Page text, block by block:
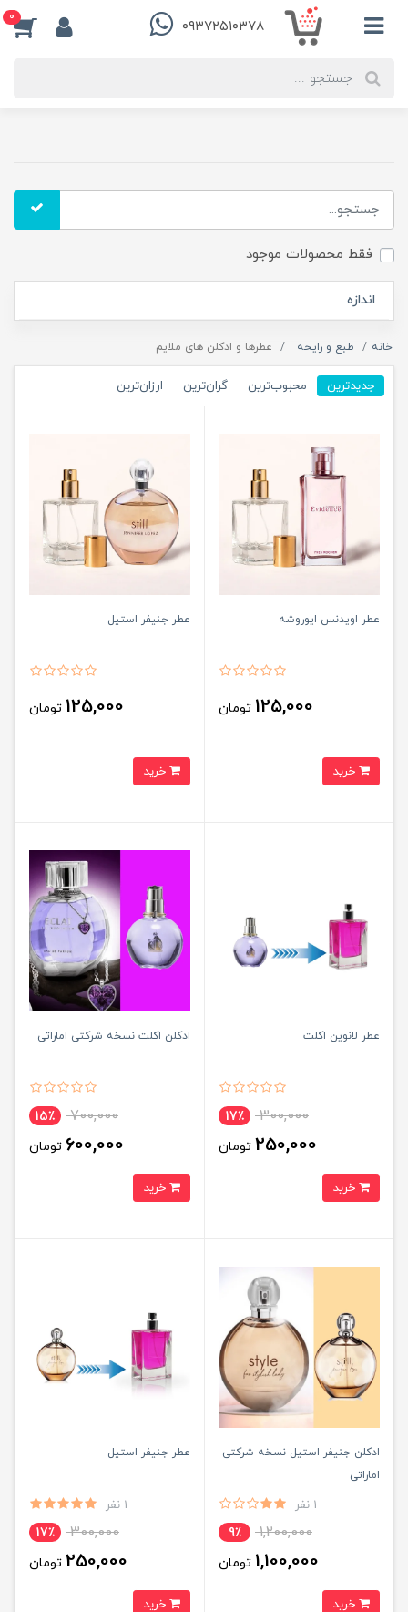
۰۹۳۷۲۵۱۰۳۷۸
0
فقط محصولات موجود
اندازه
خانه طبع و رایحه عطرها و ادکلن های ملایم
جدیدترین محبوب‌ترین گران‌ترین ارزان‌ترین
عطر اویدنس ایوروشه
125,000 تومان
عطر جنیفر استیل
125,000 تومان
عطر لانوین اکلت
300,000 17٪
250,000 تومان
ادکلن اکلت نسخه شرکتی اماراتی
700,000 15٪
600,000 تومان
ادکلن جنیفر استیل نسخه شرکتی
اماراتی
1 نفر
1,200,000 9٪
1,100,000 تومان
عطر جنیفر استیل
1 نفر
300,000 17٪
250,000 تومان